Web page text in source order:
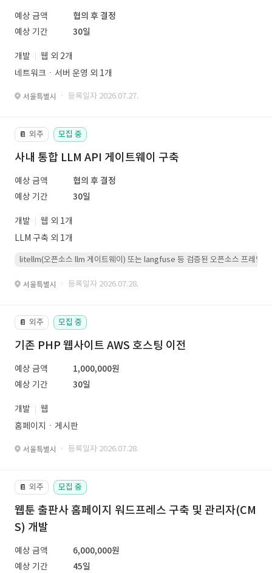
예상 금액
협의 후 결정
예상 기간
30일
개발
웹 외 2개
네트워크ㆍ서버 운영 외 1개
서울특별시 · 등록일자 2026.07.27.
📔 외주 모집 중
사내 통합 LLM API 게이트웨이 구축
예상 금액
협의 후 결정
예상 기간
30일
개발
웹 외 1개
LLM 구축 외 1개
litellm(오픈소스 llm 게이트웨이) 또는 langfuse 등 검증된 오픈소스 프레임워
서울특별시 · 등록일자 2026.07.28.
📔 외주 모집 중
기존 PHP 웹사이트 AWS 호스팅 이전
예상 금액
1,000,000원
예상 기간
30일
개발
웹
홈페이지ㆍ게시판
서울특별시 · 등록일자 2026.07.28.
📔 외주 모집 중
웹툰 출판사 홈페이지 워드프레스 구축 및 관리자(CM
S) 개발
예상 금액
6,000,000원
예상 기간
45일